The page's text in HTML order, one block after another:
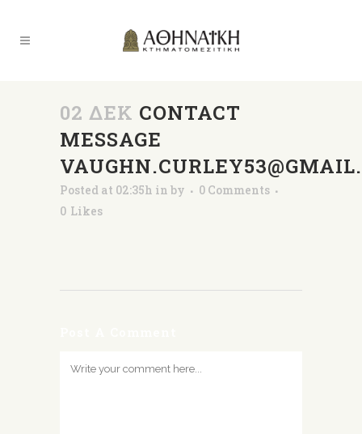
02 ΔΕΚ CONTACT
MESSAGE
Posted at 02:35h in by
0 Comments
0 Likes